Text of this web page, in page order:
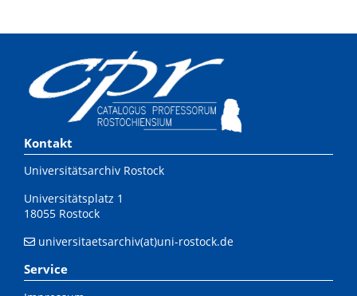
Kontakt
Universitätsarchiv Rostock
Universitätsplatz 1
18055 Rostock
universitaetsarchiv(at)uni-rostock.de
Service